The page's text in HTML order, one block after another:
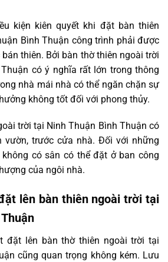
kiện kiên quyết khi đặt bàn thiên
Bình Thuận công trình phải được
thiên. Bởi bàn thờ thiên ngoài trời
có ý nghĩa rất lớn trong thông
nhà mái nhà có thể ngăn chặn sự
không tốt đối với phong thủy.
trời tại Ninh Thuận Bình Thuận có
trước cửa nhà. Đối với những
có sân có thể đặt ở ban công
của ngôi nhà.
lên bàn thiên ngoài trời tại
đặt lên bàn thờ thiên ngoài trời tại
cũng quan trọng không kém. Lưu